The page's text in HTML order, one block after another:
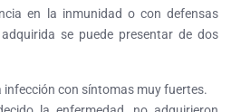
en la inmunidad o con defensas
se puede presentar de dos
infección con síntomas muy fuertes.